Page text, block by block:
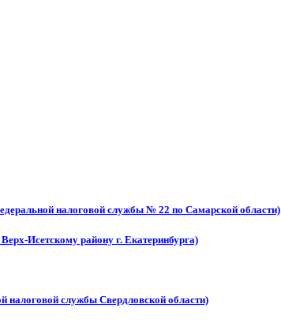
налоговой службы № 22 по Самарской области)
Исетскому району г. Екатеринбурга)
налоговой службы Свердловской области)